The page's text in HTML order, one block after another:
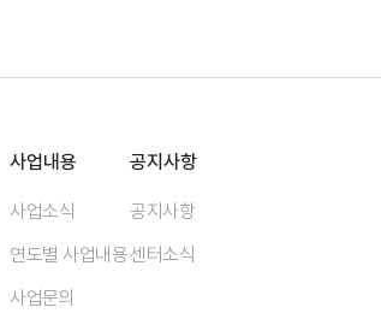
사업내용
사업소식
연도별 사업내용
사업문의
공지사항
공지사항
센터소식